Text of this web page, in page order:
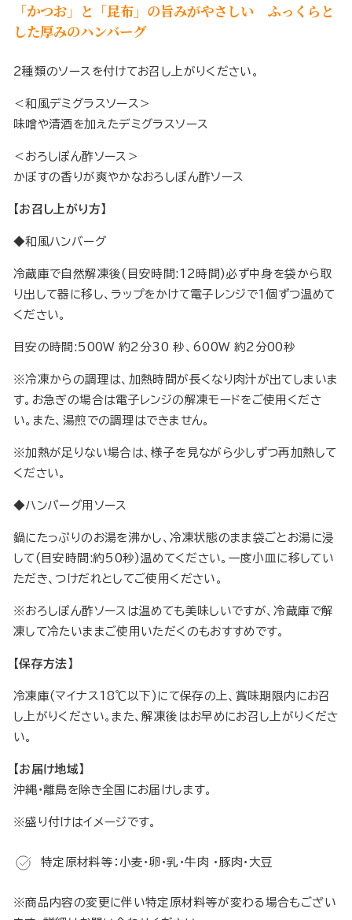
「かつお」と「昆布」の旨みがやさしい ふっくらと
した厚みのハンバーグ
2種類のソースを付けてお召し上がりください。
＜和風デミグラスソース＞
味噌や清酒を加えたデミグラスソース
＜おろしぽん酢ソース＞
かぼすの香りが爽やかなおろしぽん酢ソース
【お召し上がり方】
◆和風ハンバーグ
冷蔵庫で自然解凍後(目安時間:12時間)必ず中身を袋から取
り出して器に移し、ラップをかけて電子レンジで1個ずつ温めて
ください。
目安の時間:500W 約2分30 秒、600W 約2分00秒
※冷凍からの調理は、加熱時間が長くなり肉汁が出てしまいま
す。お急ぎの場合は電子レンジの解凍モードをご使用くださ
い。また、湯煎での調理はできません。
※加熱が足りない場合は、様子を見ながら少しずつ再加熱して
ください。
◆ハンバーグ用ソース
鍋にたっぷりのお湯を沸かし、冷凍状態のまま袋ごとお湯に浸
して(目安時間:約50秒)温めてください。一度小皿に移してい
ただき、つけだれとしてご使用ください。
※おろしぽん酢ソースは温めても美味しいですが、冷蔵庫で解
凍して冷たいままご使用いただくのもおすすめです。
【保存方法】
冷凍庫(マイナス18℃以下)にて保存の上、賞味期限内にお召
し上がりください。また、解凍後はお早めにお召し上がりくださ
い。
【お届け地域】
沖縄・離島を除き全国にお届けします。
※盛り付けはイメージです。
特定原材料等：小麦・卵・乳・牛肉 ・豚肉・大豆
※商品内容の変更に伴い特定原材料等が変わる場合もござい